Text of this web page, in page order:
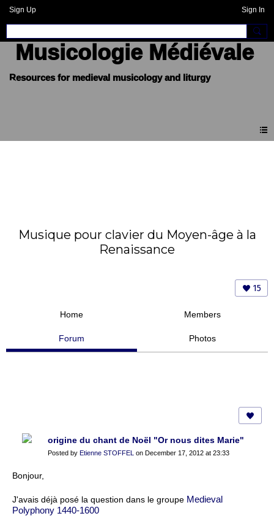
Sign Up Sign In
Musicologie Médiévale
Musique pour clavier du Moyen-âge à la
Renaissance
15
Home Members
Forum Photos
origine du chant de Noël "Or nous dites Marie"
Posted by Etienne STOFFEL on December 17, 2012 at 23:33
Bonjour,
J'avais déjà posé la question dans le groupe Medieval
Polyphony 1440-1600